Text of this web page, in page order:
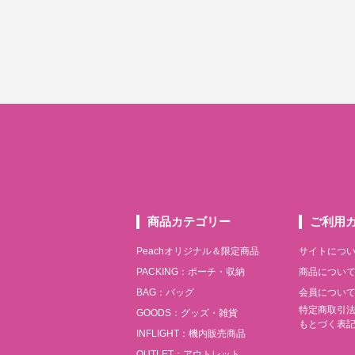
商品カテゴリー
Peachオリジナル＆限定商品
PACKING：ポーチ・収納
BAG：バッグ
GOODS：グッズ・雑貨
INFLIGHT：機内販売商品
ご利用
サイトにつ
商品について
会員について
特定商取引
もとづく表記